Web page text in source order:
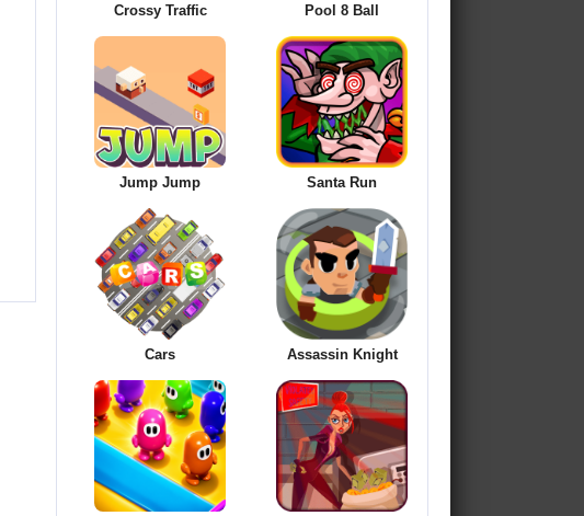
Crossy Traffic Pool 8 Ball
Jump Jump Santa Run
Cars Assassin Knight